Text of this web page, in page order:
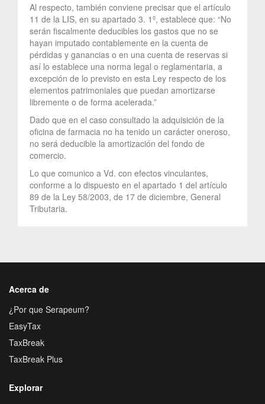
Al respecto, también conviene precisar que el artículo
11 de la LIS, en su apartado 3. 1º, establece que: “No
serán fiscalmente deducibles los gastos que no se
hayan imputado contablemente en la cuenta de
pérdidas y ganancias o en una cuenta de reservas si
así lo establece una norma legal o reglamentaria, a
excepción de lo previsto en esta Ley respecto de los
elementos patrimoniales que puedan amortizarse
libremente o de forma acelerada.”
Dado que en el caso consultado la adquisición de la
oficina de farmacia no ha tenido un carácter oneroso,
no será deducible la amortización del fondo de
comercio.
Lo que comunico a Vd. con efectos vinculantes,
conforme a lo dispuesto en el apartado 1 del artículo
89 de la Ley 58/2003, de 17 de diciembre, General
Tributaria.
Acerca de
¿Por que Serapeum?
EasyTax
TaxBreak
TaxBreak Plus
Explorar